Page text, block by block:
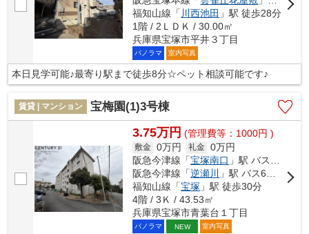
福知山線「 川西池田 」駅 徒歩28分
1階 / 2ＬＤＫ / 30.00㎡
兵庫県宝塚市平井３丁目
パノラマ 室内写真
本日見学可能♪最寄り駅まで徒歩8分☆ペット相談可能です♪
賃貸 | マンション 宝梅園(1)3号棟
3.75万円 (管理費等：1000円 )
敷金 0万円 礼金 0万円
阪急今津線「宝塚南口 」駅 バス12分 「宝松苑」 停歩3分
阪急今津線「逆瀬川
」駅 バス6分 「宝松苑」 停歩2分
福知山線「宝塚 」駅 徒歩30分
4階 / 3Ｋ / 43.53㎡
兵庫県宝塚市青葉台１丁目
パノラマ NEW 室内写真